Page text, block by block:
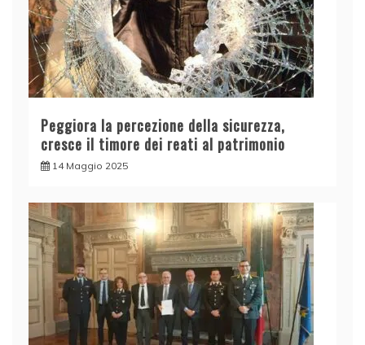
Peggiora la percezione della sicurezza,
cresce il timore dei reati al patrimonio
14 Maggio 2025